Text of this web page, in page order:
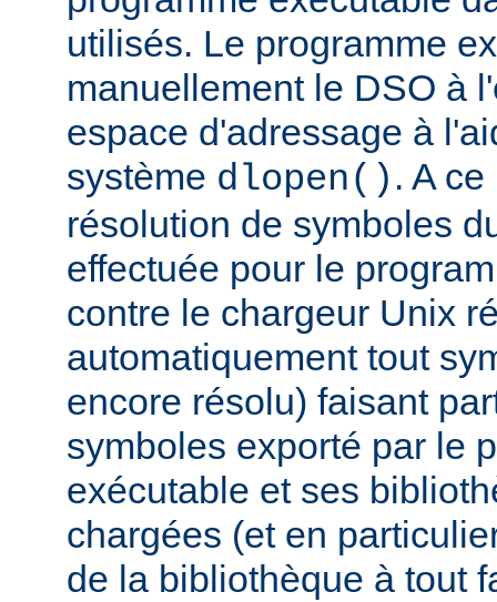
utilisés. Le programme
manuellement le DSO à
espace d'adressage à
système dlopen() . A
résolution de symboles
effectuée pour le
contre le chargeur Unix
automatiquement tout
encore résolu) faisant
symboles exporté par le
exécutable et ses
chargées (et en
de la bibliothèque à tout